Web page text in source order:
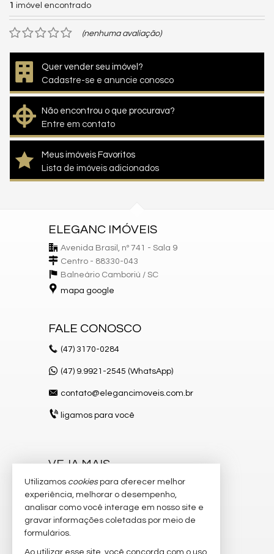
1 imóvel encontrado
(nenhuma avaliação)
Quer vender seu imóvel?
Cadastre-se e anuncie conosco
Não encontrou o que procurava?
Entre em contato
Meus imóveis Favoritos
Lista de imóveis adicionados
ELEGANC IMÓVEIS
Avenida Brasil, nº 741 - Sala 9
Centro - 88330-043
Balneário Camboriú / SC
mapa google
FALE CONOSCO
(47) 3170-0284
(47) 9.9921-2545 (WhatsApp)
contato@elegancimoveis.com.br
ligamos para você
VEJA MAIS
receba nosso newsletter
indicadores financeiros
imóveis favoritos
Utilizamos cookiespara oferecer melhor
experiência, melhorar o desempenho,
analisar como você interage em nosso site e
gravar informações coletadas por meio de
formulários.
Ao utilizar esse site, você concorda com o uso